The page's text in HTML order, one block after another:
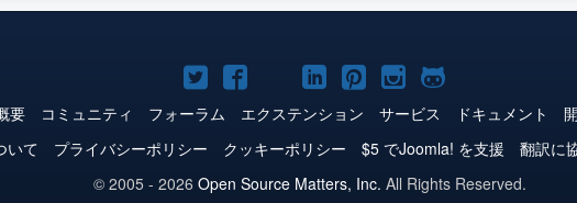
Joomla!
Twitter
Joomla!
Facebook
Joomla!
YouTube
Joomla!
LinkedIn
Joomla!
Pinterest
Joomla!
Instagram
Joomla!
GitHub
要 コミュニティ フォーラム エクステンション サービス ドキュメント
いて
プライバシーポリシー クッキーポリシー $5 でJoomla! を支援 翻訳に
© 2005 - 2026 Open Source Matters, Inc. All Rights Reserved.